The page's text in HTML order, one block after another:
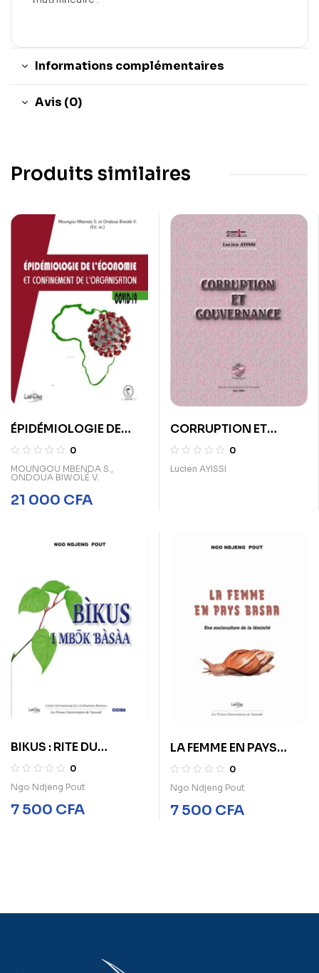
Informations complémentaires
Avis (0)
Produits similaires
ÉPIDÉMIOLOGIE DE
L’ÉCONOMIE ET
CONFINEMENT DE
L’ORGANISATION
COVID-19
0
MOUNGOU MBENDA S.,
ONDOUA BIWOLÉ V.
21 000 CFA
CORRUPTION ET
GOUVERNANCE
0
Lucien AYISSI
BIKUS : RITE DU
VEUVAGE CHEZ LES
BASAA PEUPLE BANTU
0
Ngo Ndjeng Pout
7 500 CFA
LA FEMME EN PAYS
BASAA : UNE
SOCIOCULTURE DE LA
0
Ngo Ndjeng Pout
7 500 CFA